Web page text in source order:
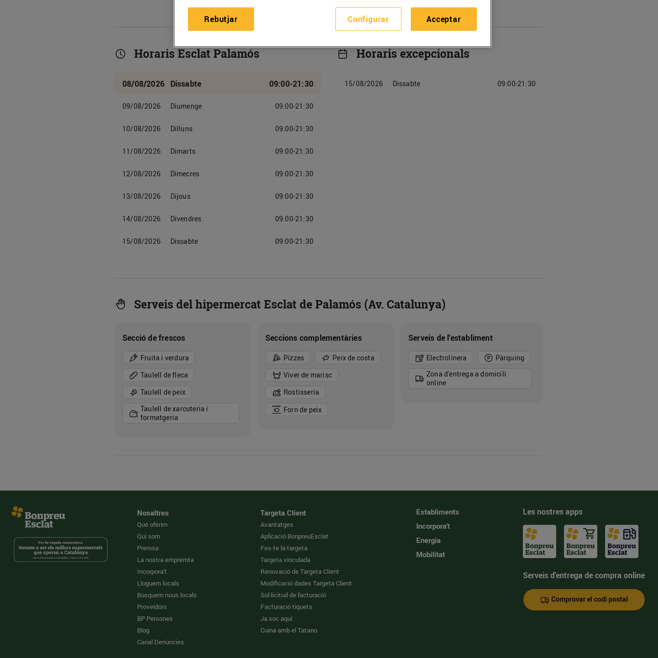
Horaris Esclat Palamós
08/08/2026 Dissabte 09:00-21:30
09/08/2026 Diumenge 09:00-21:30
10/08/2026 Dilluns 09:00-21:30
11/08/2026 Dimarts 09:00-21:30
12/08/2026 Dimecres 09:00-21:30
13/08/2026 Dijous 09:00-21:30
14/08/2026 Divendres 09:00-21:30
15/08/2026 Dissabte 09:00-21:30
Horaris excepcionals
15/08/2026 Dissabte 09:00-21:30
Serveis del hipermercat Esclat de Palamós (Av. Catalunya)
Secció de frescos
Fruita i verdura
Taulell de fleca
Taulell de peix
Taulell de xarcuteria i
formatgeria
Seccions complementàries
Pizzes
Peix de costa
Viver de marisc
Rostisseria
Forn de peix
Serveis de l'establiment
Electrolinera
Pàrquing
Zona d'entrega a domicili
online
Nosaltres
Què oferim
Qui som
Premsa
La nostra empremta
Incorpora't
Lloguem locals
Busquem nous locals
Proveïdors
BP Persones
Blog
Canal Denúncies
Targeta Client
Avantatges
Aplicació BonpreuEsclat
Fes-te la targeta
Targeta vinculada
Renovació de Targeta Client
Modificació dades Targeta Client
Sol·licitud de facturació
Facturació tiquets
Ja soc aquí
Cuina amb el Tatano
Establiments
Incorpora't
Energia
Mobilitat
Les nostres apps
Serveis d'entrega de compra online
Comprovar el codi postal
Configurar
Rebutjar Acceptar